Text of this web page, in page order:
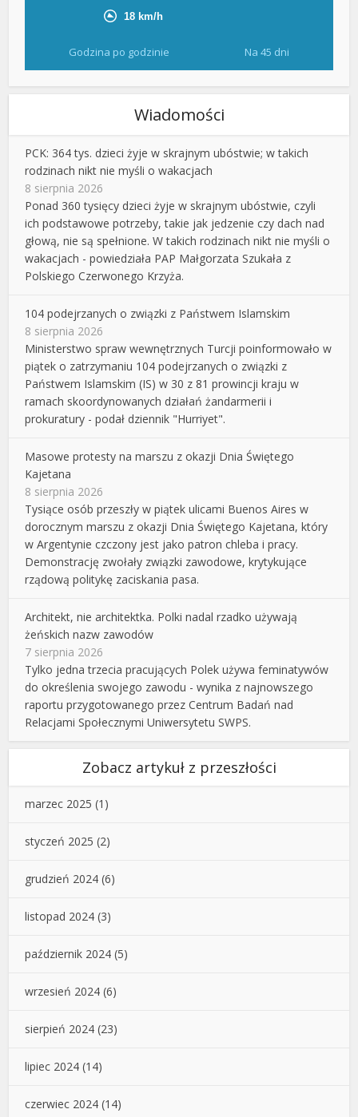
Godzina po godzinie Na 45 dni
Wiadomości
PCK: 364 tys. dzieci żyje w skrajnym ubóstwie; w takich
rodzinach nikt nie myśli o wakacjach
8 sierpnia 2026
Ponad 360 tysięcy dzieci żyje w skrajnym ubóstwie, czyli
ich podstawowe potrzeby, takie jak jedzenie czy dach nad
głową, nie są spełnione. W takich rodzinach nikt nie myśli o
wakacjach - powiedziała PAP Małgorzata Szukała z
Polskiego Czerwonego Krzyża.
104 podejrzanych o związki z Państwem Islamskim
8 sierpnia 2026
Ministerstwo spraw wewnętrznych Turcji poinformowało w
piątek o zatrzymaniu 104 podejrzanych o związki z
Państwem Islamskim (IS) w 30 z 81 prowincji kraju w
ramach skoordynowanych działań żandarmerii i
prokuratury - podał dziennik "Hurriyet".
Masowe protesty na marszu z okazji Dnia Świętego
Kajetana
8 sierpnia 2026
Tysiące osób przeszły w piątek ulicami Buenos Aires w
dorocznym marszu z okazji Dnia Świętego Kajetana, który
w Argentynie czczony jest jako patron chleba i pracy.
Demonstrację zwołały związki zawodowe, krytykujące
rządową politykę zaciskania pasa.
Architekt, nie architektka. Polki nadal rzadko używają
żeńskich nazw zawodów
7 sierpnia 2026
Tylko jedna trzecia pracujących Polek używa feminatywów
do określenia swojego zawodu - wynika z najnowszego
raportu przygotowanego przez Centrum Badań nad
Relacjami Społecznymi Uniwersytetu SWPS.
Zobacz artykuł z przeszłości
marzec 2025 (1)
styczeń 2025 (2)
grudzień 2024 (6)
listopad 2024 (3)
październik 2024 (5)
wrzesień 2024 (6)
sierpień 2024 (23)
lipiec 2024 (14)
czerwiec 2024 (14)